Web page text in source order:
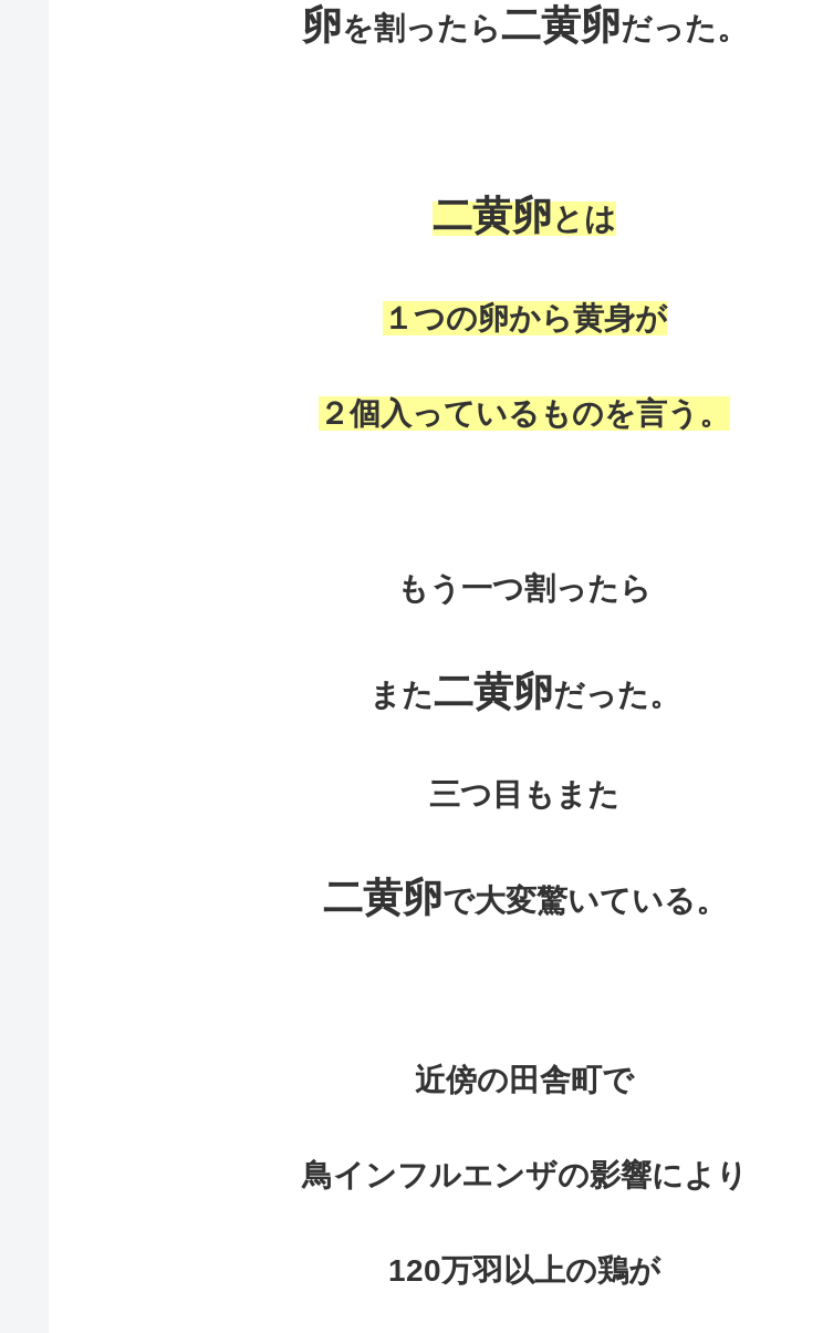
卵を割ったら二黄卵だった。
二黄卵とは
１つの卵から黄身が
２個入っているものを言う。
もう一つ割ったら
また二黄卵だった。
三つ目もまた
二黄卵で大変驚いている。
近傍の田舎町で
鳥インフルエンザの影響により
120万羽以上の鶏が